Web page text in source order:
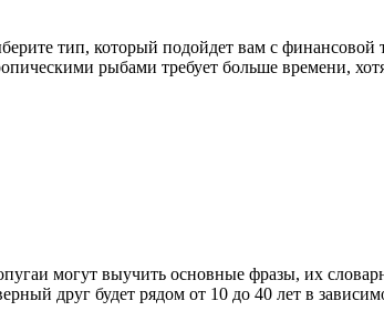
тип, который подойдет вам с финансовой
рыбами требует больше времени,
могут выучить основные фразы, их
друг будет рядом от 10 до 40 лет в